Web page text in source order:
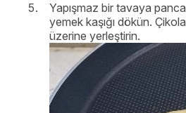
Yapışmaz bir tavaya
yemek kaşığı dökün.
üzerine yerleştirin.